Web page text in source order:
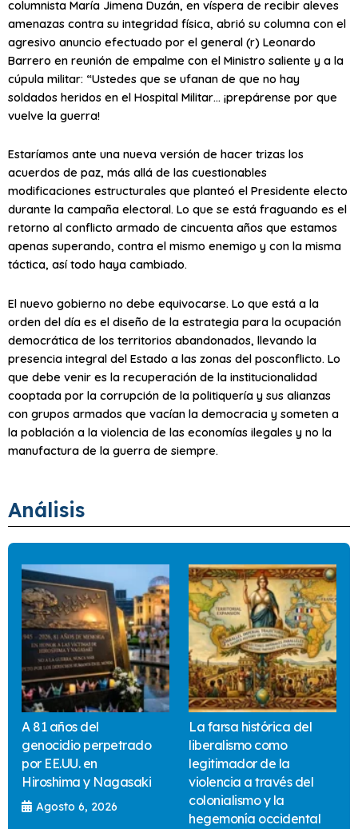
columnista María Jimena Duzán, en víspera de recibir aleves
amenazas contra su integridad física, abrió su columna con el
agresivo anuncio efectuado por el general (r) Leonardo
Barrero en reunión de empalme con el Ministro saliente y a la
cúpula militar: “Ustedes que se ufanan de que no hay
soldados heridos en el Hospital Militar… ¡prepárense por que
vuelve la guerra!
Estaríamos ante una nueva versión de hacer trizas los
acuerdos de paz, más allá de las cuestionables
modificaciones estructurales que planteó el Presidente electo
durante la campaña electoral. Lo que se está fraguando es el
retorno al conflicto armado de cincuenta años que estamos
apenas superando, contra el mismo enemigo y con la misma
táctica, así todo haya cambiado.
El nuevo gobierno no debe equivocarse. Lo que está a la
orden del día es el diseño de la estrategia para la ocupación
democrática de los territorios abandonados, llevando la
presencia integral del Estado a las zonas del posconflicto. Lo
que debe venir es la recuperación de la institucionalidad
cooptada por la corrupción de la politiquería y sus alianzas
con grupos armados que vacían la democracia y someten a
la población a la violencia de las economías ilegales y no la
manufactura de la guerra de siempre.
Análisis
A 81 años del
genocidio perpetrado
por EE.UU. en
Hiroshima y Nagasaki
Agosto 6, 2026
La farsa histórica del
liberalismo como
legitimador de la
violencia a través del
colonialismo y la
hegemonía occidental